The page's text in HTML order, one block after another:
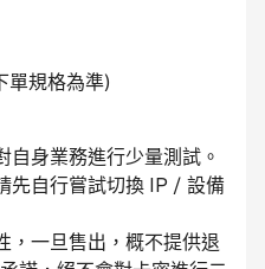
單規格為準)
自身業務進行少量測試。
先自行嘗試切換 IP / 設備
，一旦售出，概不提供退